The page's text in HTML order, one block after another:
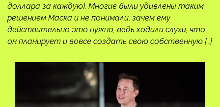
доллара за каждую). Многие были удивлены таким
решением Маска и не понимали, зачем ему
действительно это нужно, ведь ходили слухи, что
он планирует и вовсе создать свою собственную […]